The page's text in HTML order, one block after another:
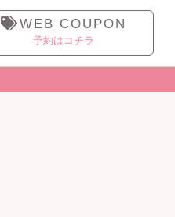
WEB COUPON
予約はコチラ